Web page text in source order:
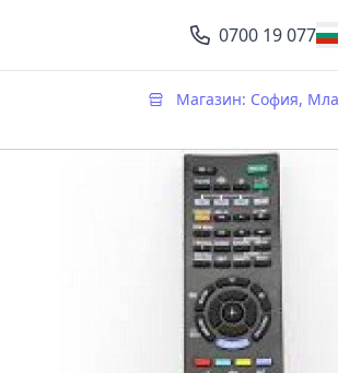
0700 19 077,
Магазин: София,